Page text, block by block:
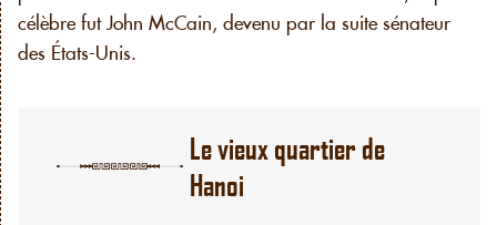
célèbre fut John McCain, devenu par la suite sénateur
des États-Unis.
Le vieux quartier de
Hanoi